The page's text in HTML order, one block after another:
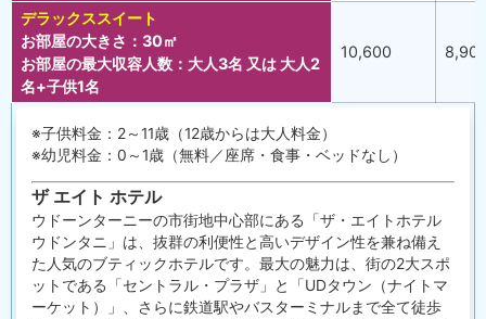
デラックススイート
お部屋の大きさ：30㎡
お部屋の最大収容人数：大人3名 又は 大人2
名+子供1名
10,600
※子供料金：2～11歳（12歳からは大人料金）
※幼児料金：0～1歳（無料／座席・食事・ベッドなし）
ザ エイト ホテル
ウドーンターニーの市街地中心部にある「ザ・エイトホテル
ウドンタニ」は、抜群の利便性と高いデザイン性を兼ね備え
た人気のブティックホテルです。最大の魅力は、街の2大スポ
ットである「セントラル・ プラザ」と「UDタウン（ナイトマ
ーケット）」、 さらに鉄道駅やバスターミナルまで全て徒歩